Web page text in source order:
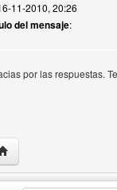
usuario
11-2010, 20:26
del mensaje:
por las respuestas.
sitio web del